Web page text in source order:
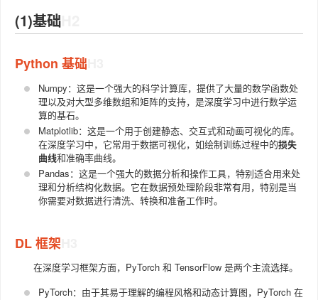
(1)基础
Python 基础
Numpy：这是一个强大的科学计算库，提供了大量的数学函数处
理以及对大型多维数组和矩阵的支持，是深度学习中进行数学运
算的基石。
Matplotlib：这是一个用于创建静态、交互式和动画可视化的库。
在深度学习中，它常用于数据可视化，如绘制训练过程中的损失
曲线和准确率曲线。
Pandas：这是一个强大的数据分析和操作工具，特别适合用来处
理和分析结构化数据。它在数据预处理阶段非常有用，特别是当
你需要对数据进行清洗、转换和准备工作时。
DL 框架
在深度学习框架方面，PyTorch 和 TensorFlow 是两个主流选择。
PyTorch：由于其易于理解的编程风格和动态计算图，PyTorch 在